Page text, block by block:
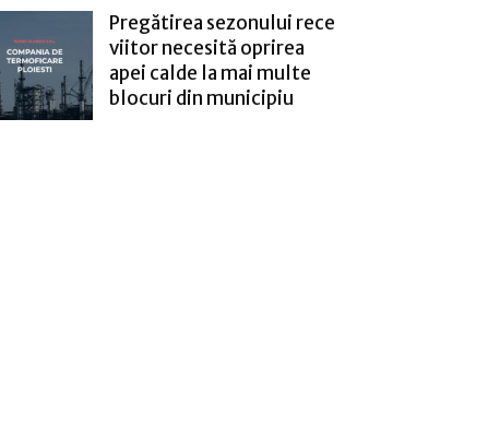
Pregătirea sezonului rece
viitor necesită oprirea
apei calde la mai multe
blocuri din municipiu